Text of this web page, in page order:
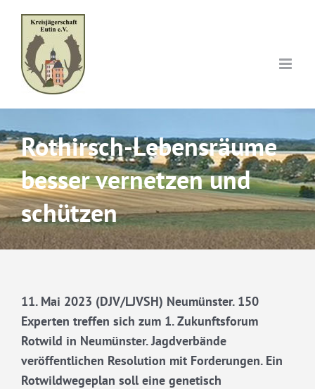
content
Rothirsch-Lebensräume
besser vernetzen und
schützen
11. Mai 2023 (DJV/LJVSH) Neumünster. 150
Experten treffen sich zum 1. Zukunftsforum
Rotwild in Neumünster. Jagdverbände
veröffentlichen Resolution mit Forderungen. Ein
Rotwildwegeplan soll eine genetisch